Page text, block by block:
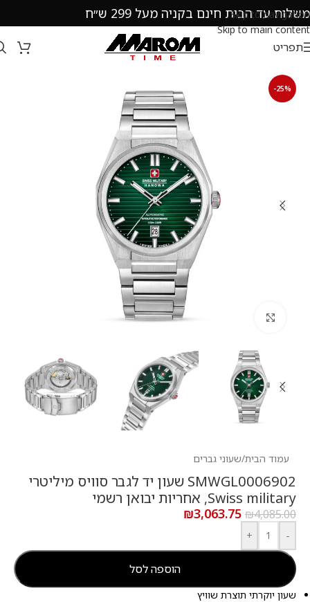
Skip to navigation
Skip to main content
משלוח עד הבית חינם בקניה מעל 299 ש״ח
תפריט
עמוד הבית/שעוני גברים
SMWGL0006902 שעון יד לגבר סוויס מיליטרי
Swiss military, אחריות יבואן רשמי
₪4,085.00
₪3,063.75
-
+
הוספה לסל
שעון יוקרתי תוצרת שוויץ
-25%